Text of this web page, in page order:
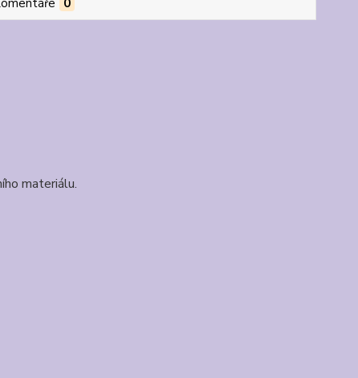
materiálu.